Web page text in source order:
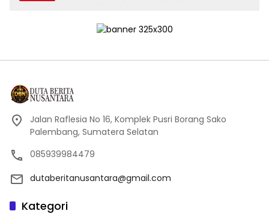
Jalan Raflesia No 16, Komplek Pusri Borang Sako
Palembang, Sumatera Selatan
085939984479
dutaberitanusantara@gmail.com
Kategori